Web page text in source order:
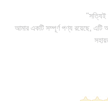
"সত্যিই
আমার একটি সম্পূর্ণ পণ্য রয়েছে,